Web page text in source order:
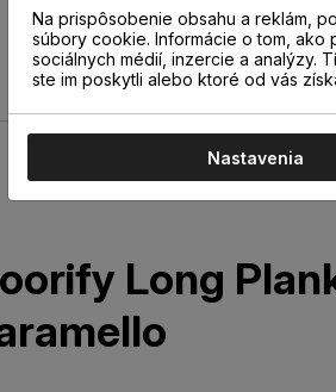
Long
Na prispôsobenie obsahu a reklám,
súbory cookie. Informácie o tom, ako
sociálnych médií, inzercie a analýzy.
ste im poskytli alebo ktoré od vás
Nastavenia